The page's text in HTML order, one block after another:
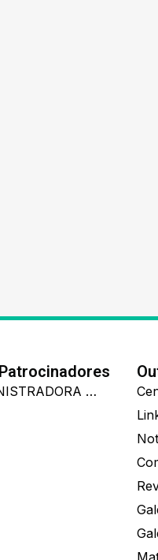
IDEALL ADMINISTRADORA DE BENEFÍCIOS